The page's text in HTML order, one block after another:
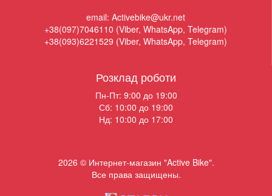
email: Activebike@ukr.net
+38(097)7046110 (Viber, WhatsApp, Telegram)
+38(093)6221529 (Viber, WhatsApp, Telegram)
Розклад роботи
Пн-Пт: 9:00 до 19:00
Сб: 10:00 до 19:00
Нд: 10:00 до 17:00
2026 © Интернет-магазин "Active Bike".
Все права защищены.